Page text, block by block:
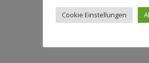
Cookie Einstellungen